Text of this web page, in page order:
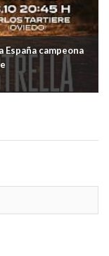
campeona